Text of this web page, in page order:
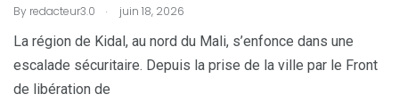
By redacteur3.0 . juin 18, 2026
La région de Kidal, au nord du Mali, s’enfonce dans une
escalade sécuritaire. Depuis la prise de la ville par le Front
de libération de